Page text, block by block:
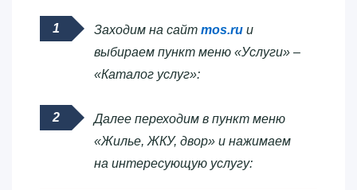
Заходим на сайт mos.ru и
выбираем пункт меню «Услуги» –
«Каталог услуг»:
Далее переходим в пункт меню
«Жилье, ЖКУ, двор» и нажимаем
на интересующую услугу: